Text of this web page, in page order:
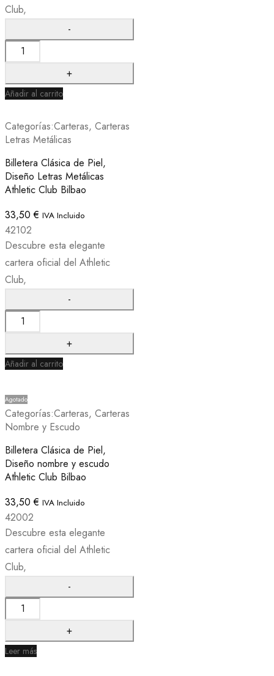
Club,
Añadir al carrito
Categorías:Carteras, Carteras
Letras Metálicas
Billetera Clásica de Piel,
Diseño Letras Metálicas
Athletic Club Bilbao
33,50€ IVA Incluido
42102
Descubre esta elegante
cartera oficial del Athletic
Club,
Añadir al carrito
Agotado
Categorías:Carteras, Carteras
Nombre y Escudo
Billetera Clásica de Piel,
Diseño nombre y escudo
Athletic Club Bilbao
33,50€ IVA Incluido
42002
Descubre esta elegante
cartera oficial del Athletic
Club,
Leer más